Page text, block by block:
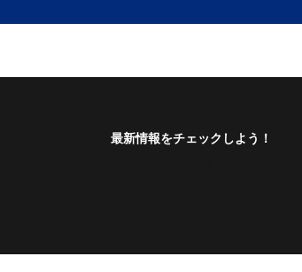
最新情報をチェックしよう！